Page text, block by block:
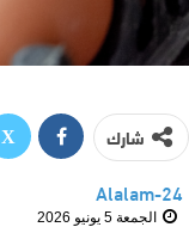
شارك
Alalam-24
الجمعة 5 يونيو 2026